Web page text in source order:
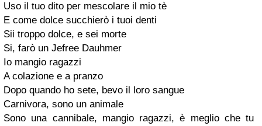
Uso il tuo dito per mescolare il mio tè
E come dolce succhierò i tuoi denti
Sii troppo dolce, e sei morte
Si, farò un Jefree Dauhmer
Io mangio ragazzi
A colazione e a pranzo
Dopo quando ho sete, bevo il loro sangue
Carnivora, sono un animale
Sono una cannibale, mangio ragazzi, è meglio che tu